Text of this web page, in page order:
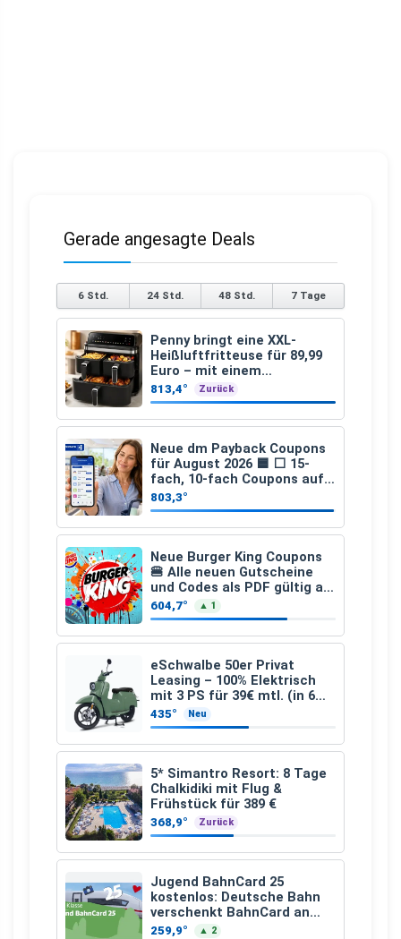
Gerade angesagte Deals
6 Std. 24 Std. 48 Std. 7 Tage
Penny bringt eine XXL-
Heißluftfritteuse für 89,99
Euro – mit einem
besonderen Vorteil
813,4° Zurück
Neue dm Payback Coupons
für August 2026 🟦 ⬜ 15-
fach, 10-fach Coupons auf
den gesamten Einkauf ab 2
€
803,3°
Neue Burger King Coupons
🍔 Alle neuen Gutscheine
und Codes als PDF gültig ab
25.07.2026 bis 04.09.2026
604,7° ▲ 1
eSchwalbe 50er Privat
Leasing – 100% Elektrisch
mit 3 PS für 39€ mtl. (in 6
schicken Farben LF: 0.43, 36
Monate, Bereitstellung:
159,00 €, 2.500 km/Jahr)
435° Neu
5* Simantro Resort: 8 Tage
Chalkidiki mit Flug &
Frühstück für 389 €
368,9° Zurück
Jugend BahnCard 25
kostenlos: Deutsche Bahn
verschenkt BahnCard an
Kinder und Jugendliche
259,9° ▲ 2